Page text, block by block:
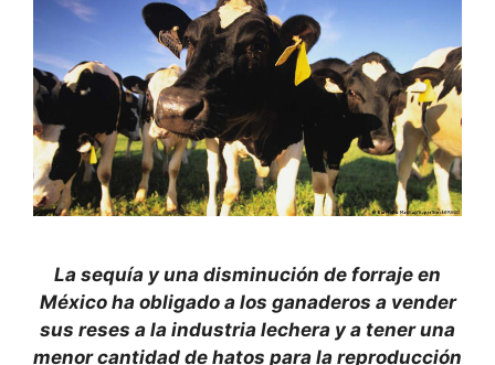
La sequía y una disminución de forraje en
México ha obligado a los ganaderos a vender
sus reses a la industria lechera y a tener una
menor cantidad de hatos para la reproducción